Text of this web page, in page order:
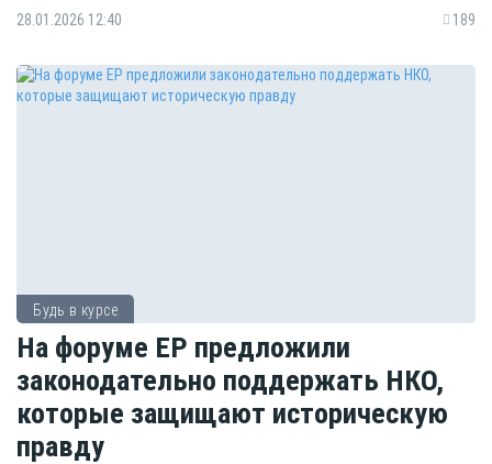
28.01.2026 12:40 189
Будь в курсе
На форуме ЕР предложили
законодательно поддержать НКО,
которые защищают историческую
правду